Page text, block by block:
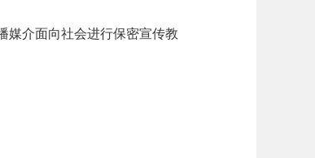
媒介面向社会进行保密宣传教